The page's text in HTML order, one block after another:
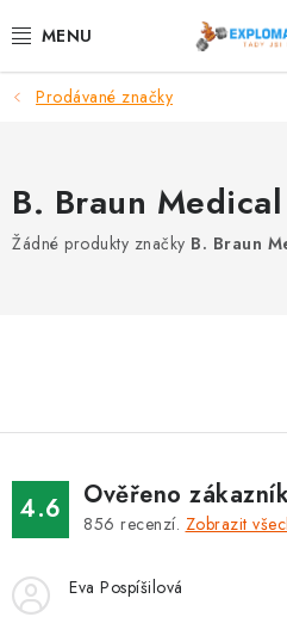
na
%AKCE
ZNAČKY
Kontakty Slovník pojmů
Prodávané značky
B. Braun
Žádné produkty značky B. Braun
4.6 Ověřeno
856 recenzí. Zobrazit
Eva Pospíšilová